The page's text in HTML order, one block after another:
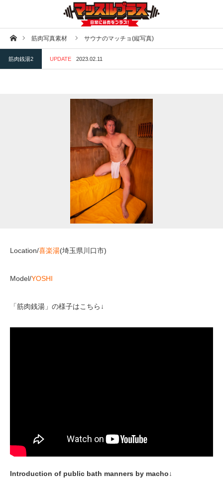
ホーム筋肉写真素材 サウナのマッチョ(縦写真)
筋肉銭湯2 UPDATE 2023.02.11
Location/喜楽湯(埼玉県川口市)
Model/YOSHI
「筋肉銭湯」の様子はこちら↓
Introduction of public bath manners by macho↓